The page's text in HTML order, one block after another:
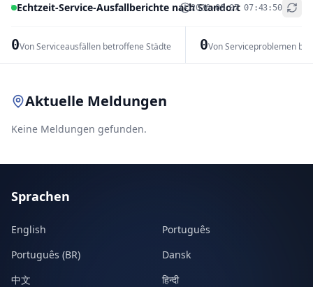
Echtzeit-Service-Ausfallberichte nach Standort
2026-08-07 07:43:50
0Von Serviceausfällen betroffene Städte 0Von Serviceproblemen
+
Aktuelle Meldungen
Keine Meldungen gefunden.
Sprachen
English
Português
Português (BR)
Dansk
中文
हिन्दी